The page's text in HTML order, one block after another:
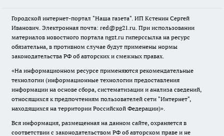
Городской интернет-портал "Наша газета". ИП Кстенин Сергей
Иванович. Электронная почта: red@pg21.ru. При использовании
материалов новостного портала ngzt.ru гиперссылка на ресурс
обязательна, в противном случае будут применены нормы
законодательства РФ об авторских и смежных правах.
«На информационном ресурсе применяются рекомендательные
технологии (информационные технологии предоставления
информации на основе сбора, систематизации и анализа сведений,
относящихся к предпочтениям пользователей сети "Интернет",
находящихся на территории Российской Федерации)».
Вся информация, размещенная на данном сайте, охраняется в
соответствии с законодательством РФ об авторском праве и не